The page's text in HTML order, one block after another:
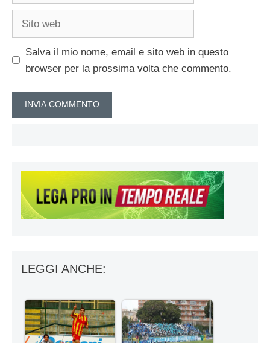
Sito
Salva il mio nome, email e sito web in questo
browser per la prossima volta che commento.
LEGGI ANCHE: